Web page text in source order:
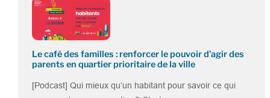
Le café des familles : renforcer le pouvoir d’agir des
parents en quartier prioritaire de la ville
[Podcast] Qui mieux qu’un habitant pour savoir ce qui